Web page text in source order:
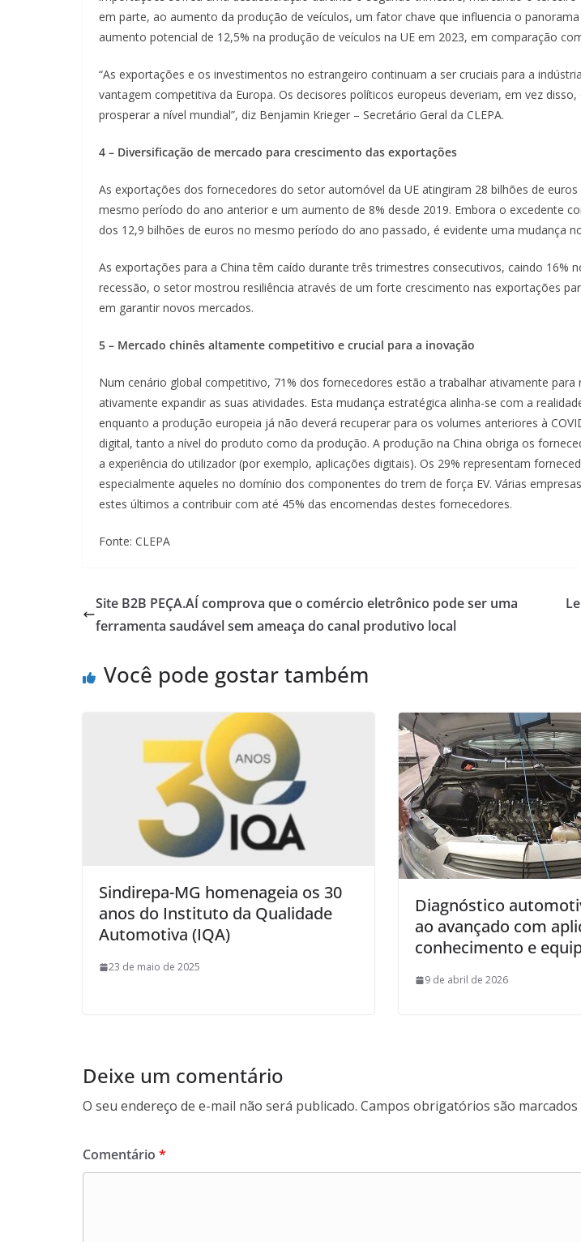
em parte, ao aumento da produção de veículos, um fator chave que influencia o
aumento potencial de 12,5% na produção de veículos na UE em 2023, em comparação
“As exportações e os investimentos no estrangeiro continuam a ser cruciais para a
vantagem competitiva da Europa. Os decisores políticos europeus deveriam, em vez
prosperar a nível mundial”, diz Benjamin Krieger – Secretário Geral da CLEPA.
4 – Diversificação de mercado para crescimento das exportações
As exportações dos fornecedores do setor automóvel da UE atingiram 28 bilhões de
mesmo período do ano anterior e um aumento de 8% desde 2019. Embora o excedente
dos 12,9 bilhões de euros no mesmo período do ano passado, é evidente uma mudança
As exportações para a China têm caído durante três trimestres consecutivos, caindo 16%
recessão, o setor mostrou resiliência através de um forte crescimento nas exportações
em garantir novos mercados.
5 – Mercado chinês altamente competitivo e crucial para a inovação
Num cenário global competitivo, 71% dos fornecedores estão a trabalhar ativamente
ativamente expandir as suas atividades. Esta mudança estratégica alinha-se com a
enquanto a produção europeia já não deverá recuperar para os volumes anteriores à
digital, tanto a nível do produto como da produção. A produção na China obriga os
a experiência do utilizador (por exemplo, aplicações digitais). Os 29% representam
especialmente aqueles no domínio dos componentes do trem de força EV. Várias
estes últimos a contribuir com até 45% das encomendas destes fornecedores.
Fonte: CLEPA
Site B2B PEÇA.AÍ comprova que o comércio eletrônico pode ser uma
ferramenta saudável sem ameaça do canal produtivo local
Você pode gostar também
Sindirepa-MG homenageia os 30
anos do Instituto da Qualidade
Automotiva (IQA)
23 de maio de 2025
Diagnóstico
ao avançado com
conhecimento e
9 de abril de 2026
Deixe um comentário
O seu endereço de e-mail não será publicado. Campos obrigatórios são marcados
Comentário *